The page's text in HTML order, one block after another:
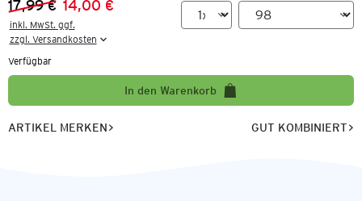
Vorheriger Preis:
17,99 €
Neuer Preis:
14,00 €
inkl. MwSt. ggf.
zzgl. Versandkosten
Verfügbar
In den Warenkorb
ARTIKEL MERKEN GUT KOMBINIERT